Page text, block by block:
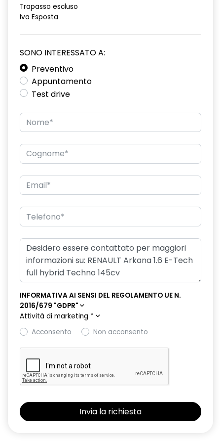
Warning)
Avviso distanza di sicurezza (Distance Warning)
portabicchieri
Caricatore Smartphone a induzione
Cerchi in lega da 18" diamantati Silverstone
Climatizzatore automatico
Commutazione automatica degli abbaglianti / anabbaglianti
Controllo elettronico della stabilità ESC (ESP) con funzione
antislittamento ASR
Cruise control adattivo con stop & go automatico
Digital Driver Display 10"
Easy access system II (apertura / chiusura
all'avvicinamento)
Eco Drive
Fari design con firma C-Shape all'anteriore e effetto 3D al
posteriore
Fari Full led Performance
Freno di stazionamento elettrico con funzione auto-hold
Kit riparazione pneumatici con scatola attrezzi
Trapasso escluso
Iva Esposta
SONO INTERESSATO A:
Preventivo
Appuntamento
Test drive
INFORMATIVA AI SENSI DEL REGOLAMENTO UE N.
2016/679 "GDPR"
Attività di marketing *
Acconsento
Non acconsento